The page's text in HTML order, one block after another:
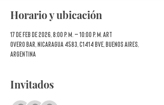
Horario y ubicación
17 de feb de 2026, 8:00 p. m. – 10:00 p. m. ART
Overo Bar, Nicaragua 4583, C1414 BVE, Buenos Aires,
Argentina
Invitados